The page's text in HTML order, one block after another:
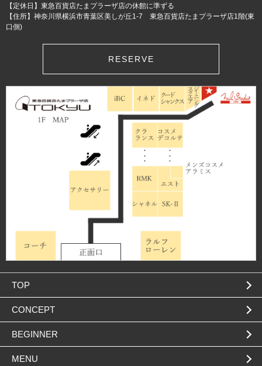
【定休日】東急百貨店たまプラーザ店の休館に準ずる
【住所】神奈川県横浜市青葉区美しが丘1-7 東急百貨店たまプラーザ店1階(東
口側)
RESERVE
TOP
CONCEPT
BEGINNER
MENU